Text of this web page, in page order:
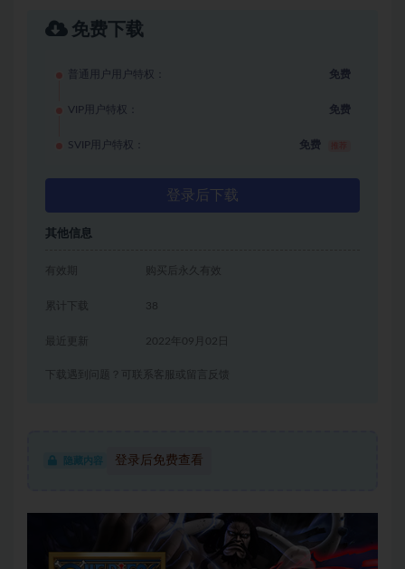
免费下载
普通用户用户特权： 免费
VIP用户特权： 免费
SVIP用户特权： 免费
登录后下载
其他信息
有效期 购买后永久有效
累计下载 38
2022年09月02日
下载遇到问题？可联系客服或留言反馈
隐藏内容 登录后免费查看